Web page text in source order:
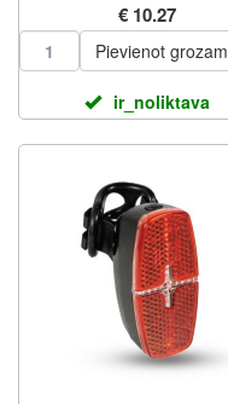
€ 10.27
Pievienot grozam
ir_noliktava